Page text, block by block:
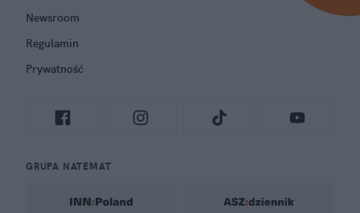
Newsroom
Regulamin
Prywatność
GRUPA NATEMAT